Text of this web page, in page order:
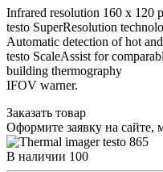
Infrared resolution 160 x 120
testo SuperResolution
Automatic detection of hot
testo ScaleAssist for
building thermography
IFOV warner.
Заказать товар
Оформите заявку на
В наличии 100